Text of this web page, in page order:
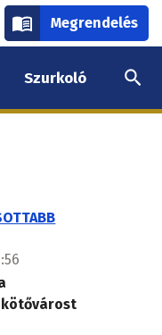
Megrendelés
Szurkoló